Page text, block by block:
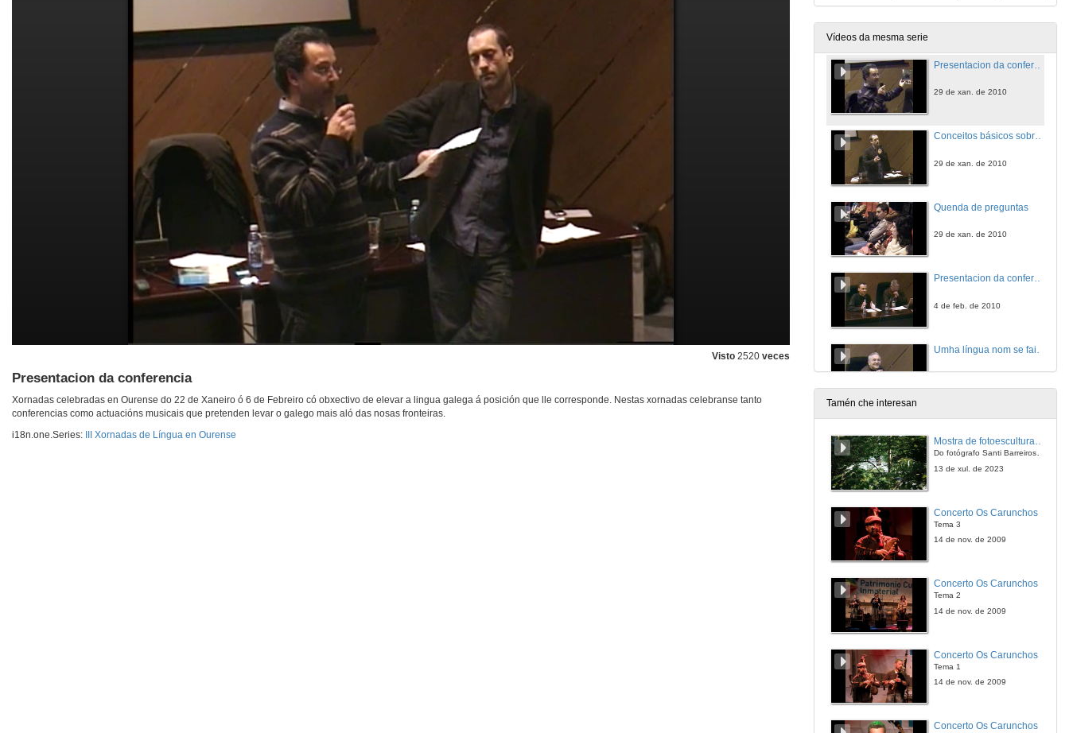
Visto 2520 veces
Presentacion da conferencia
Xornadas celebradas en Ourense do 22 de Xaneiro ó 6 de Febreiro có obxectivo de elevar a lingua galega á posición que lle corresponde. Nestas xornadas celebranse tanto
conferencias como actuacións musicais que pretenden levar o galego mais aló das nosas fronteiras.
i18n.one.Series:
III Xornadas de Língua en Ourense
Vídeos da mesma serie
27 de xan. de 2010
29 de xan. de 2010
Conceitos básicos sobre língua e sociedade.
29 de xan. de 2010
Quenda de preguntas
29 de xan. de 2010
Presentacion da conferencia
4 de feb. de 2010
Quenda de preguntas
4 de feb. de 2010
5 de feb. de 2010
5 de feb. de 2010
Tamén che interesan
Mostra de fotoesculturas Overtraz
Do fotógrafo Santi Barreiros e o escultor Nito Contreras.
13 de xul. de 2023
Concerto Os Carunchos
Tema 3
14 de nov. de 2009
Concerto Os Carunchos
Tema 2
14 de nov. de 2009
Concerto Os Carunchos
Tema 1
14 de nov. de 2009
Concerto Os Carunchos